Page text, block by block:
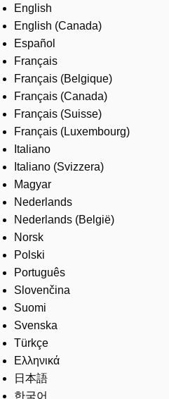
Careers
English
English (Canada)
Español
Français
Français (Belgique)
Français (Canada)
Français (Suisse)
Français (Luxembourg)
Italiano
Italiano (Svizzera)
Magyar
Nederlands
Nederlands (België)
Norsk
Polski
Português
Slovenčina
Suomi
Svenska
Türkçe
Ελληνικά
日本語
한국어